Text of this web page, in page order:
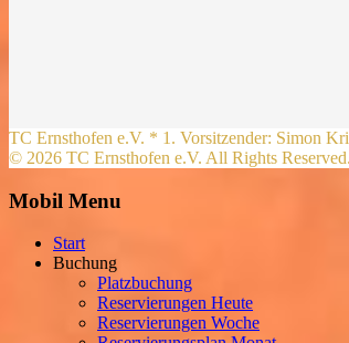
TC Ernsthofen e.V. * 1. Vorsitzender: Simon
© 2026 TC Ernsthofen e.V. All Rights
Mobil Menu
Start
Buchung
Platzbuchung
Reservierungen Heute
Reservierungen Woche